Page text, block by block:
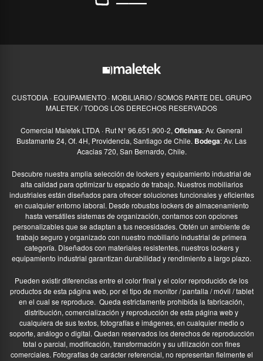
CUSTODIA · EQUIPAMIENTO · MOBILIARIO / SOMOS PARTE DEL GRUPO
MALETEK / TODOS LOS DERECHOS RESERVADOS
Comercial Maletek LTDA · Rut N° 96.651.900-2, Oficinas: Av. General
Bustamante 24, Of. 4H, Providencia, Santiago de Chile. Bodega: Av. Las
Acacias 720, San Bernardo, Chile.
Descubre nuestra amplia selección de lockers y equipamiento industrial de
alta calidad para optimizar tu espacio de trabajo. Nuestros mobiliarios
industriales están diseñados para ofrecer soluciones funcionales y eficientes
en cualquier entorno laboral. Desde robustos lockers de almacenamiento
hasta versátiles sistemas de organización, contamos con opciones
personalizables que se adaptan a tus necesidades. Obtén un ambiente de
trabajo seguro y organizado con nuestro mobiliario industrial de primera
categoría. Diseñados con materiales resistentes, nuestros lockers y
equipamiento industrial garantizan durabilidad y rendimiento a largo plazo.
Pueden existir diferencias entre el color final y el color reproducido de los
productos de esta página web, por el tipo de monitor / pantalla / móvil / tablet
en el cual se reproduce. Queda estrictamente prohibida la fabricación,
distribución, comercialización y reproducción de esta página web y
cualquiera de sus textos, fotografías e imágenes, en cualquier medio o
soporte, análogo o digital. Quedan reservados los derechos de reproducción
total o parcial, modificación, transformación y su utilización con fines
comerciales. Fotografías de carácter referencial, no representan fielmente el